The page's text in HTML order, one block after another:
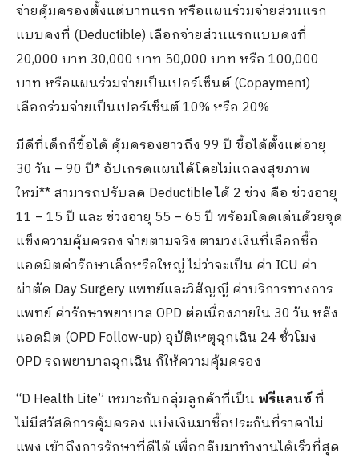
จ่ายคุ้มครองตั้งแต่บาทแรก หรือแผนร่วมจ่ายส่วนแรก
แบบคงที่ (Deductible) เลือกจ่ายส่วนแรกแบบคงที่
20,000 บาท 30,000 บาท 50,000 บาท หรือ 100,000
บาท หรือแผนร่วมจ่ายเป็นเปอร์เซ็นต์ (Copayment)
เลือกร่วมจ่ายเป็นเปอร์เซ็นต์ 10% หรือ 20%
มีดีที่เด็กก็ซื้อได้ คุ้มครองยาวถึง 99 ปี ซื้อได้ตั้งแต่อายุ
30 วัน – 90 ปี* อัปเกรดแผนได้โดยไม่แถลงสุขภาพ
ใหม่** สามารถปรับลด Deductible ได้ 2 ช่วง คือ ช่วงอายุ
11 – 15 ปี และ ช่วงอายุ 55 – 65 ปี พร้อมโดดเด่นด้วยจุด
แข็งความคุ้มครอง จ่ายตามจริง ตามวงเงินที่เลือกซื้อ
แอดมิตค่ารักษาเล็กหรือใหญ่ ไม่ว่าจะเป็น ค่า ICU ค่า
ผ่าตัด Day Surgery แพทย์และวิสัญญี ค่าบริการทางการ
แพทย์ ค่ารักษาพยาบาล OPD ต่อเนื่องภายใน 30 วัน หลัง
แอดมิต (OPD Follow-up) อุบัติเหตุฉุกเฉิน 24 ชั่วโมง
OPD รถพยาบาลฉุกเฉิน ก็ให้ความคุ้มครอง
“D Health Lite” เหมาะกับกลุ่มลูกค้าที่เป็น ฟรีแลนซ์ที่
ไม่มีสวัสดิการคุ้มครอง แบ่งเงินมาซื้อประกันที่ราคาไม่
แพง เข้าถึงการรักษาที่ดีได้ เพื่อกลับมาทำงานได้เร็วที่สุด